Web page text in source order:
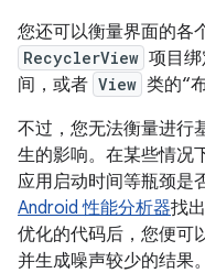
您还可以衡量界面的各
RecyclerView 项目
间，或者 View 类的“
不过，您无法衡量进行
生的影响。在某些情况
应用启动时间等瓶颈是
Android 性能分析器找
优化的代码后，您便可
并生成噪声较少的结果